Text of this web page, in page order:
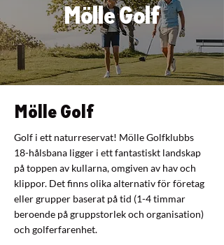
Mölle Golf
Mölle Golf
Golf i ett naturreservat! Mölle Golfklubbs
18-hålsbana ligger i ett fantastiskt landskap
på toppen av kullarna, omgiven av hav och
klippor. Det finns olika alternativ för företag
eller grupper baserat på tid (1-4 timmar
beroende på gruppstorlek och organisation)
och golferfarenhet.